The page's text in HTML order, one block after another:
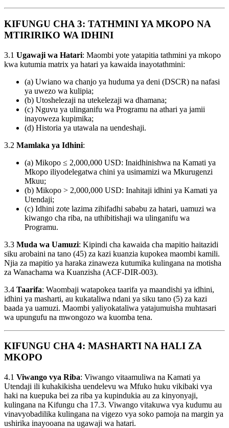
KIFUNGU CHA 3: TATHMINI YA MKOPO NA
MTIRIRIKO WA IDHINI
3.1 Ugawaji wa Hatari: Maombi yote yatapitia tathmini ya mkopo
kwa kutumia matrix ya hatari ya kawaida inayotathmini:
(a) Uwiano wa chanjo ya huduma ya deni (DSCR) na nafasi
ya uwezo wa kulipia;
(b) Utoshelezaji na utekelezaji wa dhamana;
(c) Nguvu ya ulinganifu wa Programu na athari ya jamii
inayoweza kupimika;
(d) Historia ya utawala na uendeshaji.
3.2 Mamlaka ya Idhini:
(a) Mikopo ≤ 2,000,000 USD: Inaidhinishwa na Kamati ya
Mkopo iliyodelegatwa chini ya usimamizi wa Mkurugenzi
Mkuu;
(b) Mikopo > 2,000,000 USD: Inahitaji idhini ya Kamati ya
Utendaji;
(c) Idhini zote lazima zihifadhi sababu za hatari, uamuzi wa
kiwango cha riba, na uthibitishaji wa ulinganifu wa
Programu.
3.3 Muda wa Uamuzi: Kipindi cha kawaida cha mapitio haitazidi
siku arobaini na tano (45) za kazi kuanzia kupokea maombi kamili.
Njia za mapitio ya haraka zinaweza kutumika kulingana na motisha
za Wanachama wa Kuanzisha (ACF-DIR-003).
3.4 Taarifa: Waombaji watapokea taarifa ya maandishi ya idhini,
idhini ya masharti, au kukataliwa ndani ya siku tano (5) za kazi
baada ya uamuzi. Maombi yaliyokataliwa yatajumuisha muhtasari
wa upungufu na mwongozo wa kuomba tena.
KIFUNGU CHA 4: MASHARTI NA HALI ZA
MKOPO
4.1 Viwango vya Riba: Viwango vitaamuliwa na Kamati ya
Utendaji ili kuhakikisha uendelevu wa Mfuko huku vikibaki vya
haki na kuepuka bei za riba ya kupindukia au za kinyonyaji,
kulingana na Kifungu cha 17.3. Viwango vitakuwa vya kudumu au
vinavyobadilika kulingana na vigezo vya soko pamoja na margin ya
ushirika inayooana na ugawaji wa hatari.